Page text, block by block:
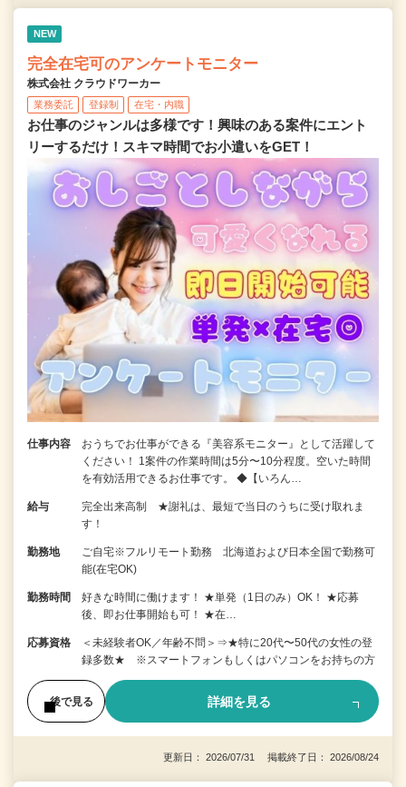
NEW
完全在宅可のアンケートモニター
株式会社 クラウドワーカー
業務委託 登録制 在宅・内職
お仕事のジャンルは多様です！興味のある案件にエント
リーするだけ！スキマ時間でお小遣いをGET！
仕事内容
おうちでお仕事ができる『美容系モニター』として活躍して
ください！ 1案件の作業時間は5分〜10分程度。空いた時間
を有効活用できるお仕事です。 ◆【いろん…
給与
完全出来高制 ★謝礼は、最短で当日のうちに受け取れま
す！
勤務地
ご自宅※フルリモート勤務 北海道および日本全国で勤務可
能(在宅OK)
勤務時間
好きな時間に働けます！ ★単発（1日のみ）OK！ ★応募
後、即お仕事開始も可！ ★在…
応募資格
＜未経験者OK／年齢不問＞⇒★特に20代〜50代の女性の登
録多数★ ※スマートフォンもしくはパソコンをお持ちの方
後で見る 詳細を見る
更新日： 2026/07/31 掲載終了日： 2026/08/24